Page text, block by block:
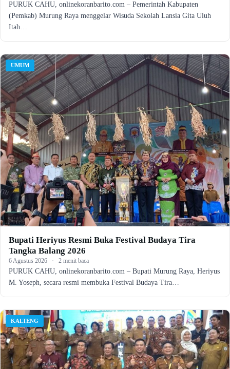
PURUK CAHU, onlinekoranbarito.com – Pemerintah Kabupaten
(Pemkab) Murung Raya menggelar Wisuda Sekolah Lansia Gita Uluh
Itah…
UMUM
Bupati Heriyus Resmi Buka Festival Budaya Tira
Tangka Balang 2026
6 Agustus 2026 · 2 menit baca
PURUK CAHU, onlinekoranbarito.com – Bupati Murung Raya, Heriyus
M. Yoseph, secara resmi membuka Festival Budaya Tira…
KALTENG